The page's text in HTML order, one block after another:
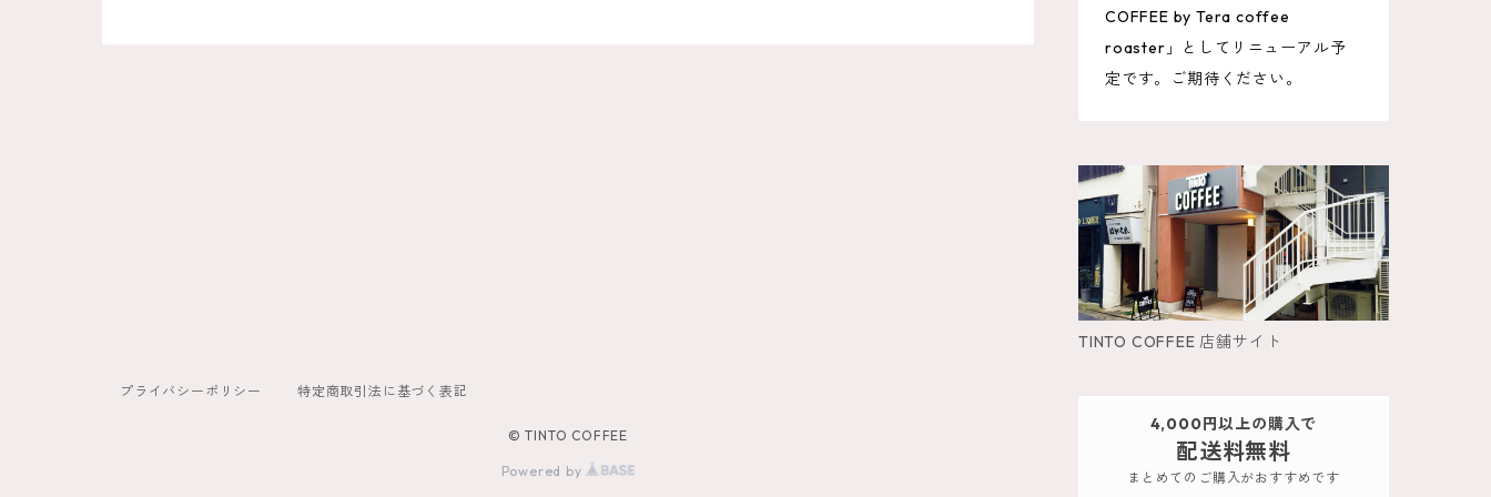
COFFEE by Tera coffee
roaster」としてリニューアル予
定です。ご期待ください。
TINTO COFFEE 店舗サイト
4,000円以上の購入で
配送料無料
まとめてのご購入がおすすめです
プライバシーポリシー 特定商取引法に基づく表記
© TINTO COFFEE
Powered by